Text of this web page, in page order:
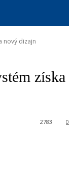
nový dizajn
získa
0
2783